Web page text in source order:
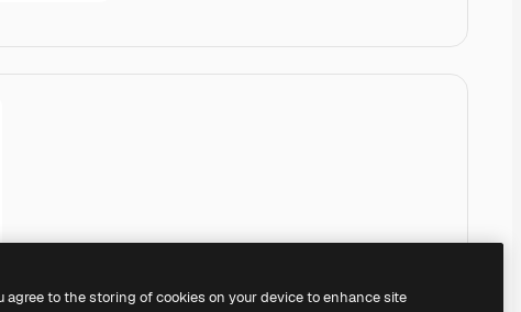
agree to the storing of cookies on your device to enhance site